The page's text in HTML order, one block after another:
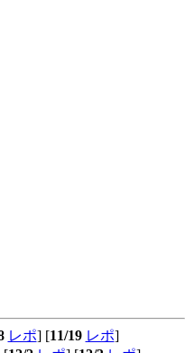
レポ] [11/19 レポ]